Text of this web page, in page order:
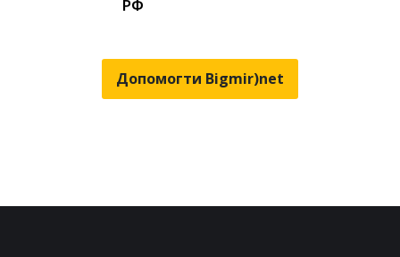
РФ
Допомогти Bigmir)net